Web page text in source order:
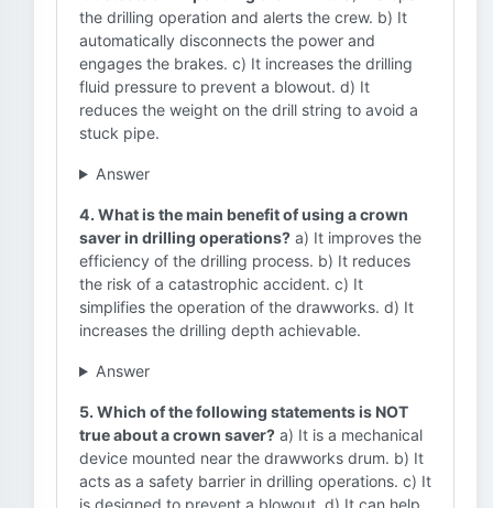
the drilling operation and alerts the crew. b) It
automatically disconnects the power and
engages the brakes. c) It increases the drilling
fluid pressure to prevent a blowout. d) It
reduces the weight on the drill string to avoid a
stuck pipe.
Answer
4. What is the main benefit of using a crown
saver in drilling operations? a) It improves the
efficiency of the drilling process. b) It reduces
the risk of a catastrophic accident. c) It
simplifies the operation of the drawworks. d) It
increases the drilling depth achievable.
Answer
5. Which of the following statements is NOT
true about a crown saver? a) It is a mechanical
device mounted near the drawworks drum. b) It
acts as a safety barrier in drilling operations. c) It
is designed to prevent a blowout. d) It can help